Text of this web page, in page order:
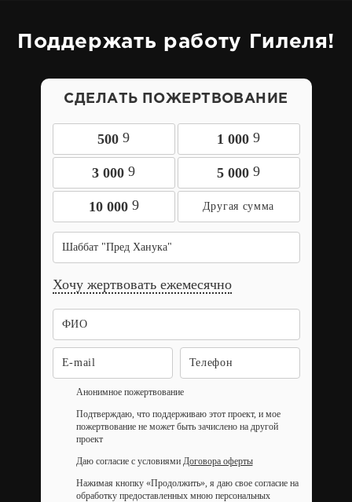
Поддержать работу Гилеля!
СДЕЛАТЬ ПОЖЕРТВОВАНИЕ
500 9 1 000 9
3 000 9 5 000 9
10 000 9
Шаббат "Пред Ханука"
Хочу жертвовать ежемесячно
Анонимное пожертвование
Подтверждаю, что поддерживаю этот проект, и мое
пожертвование не может быть зачислено на другой
проект
Даю согласие с условиями Договора оферты
Нажимая кнопку «Продолжить», я даю свое согласие на
обработку предоставленных мною персональных